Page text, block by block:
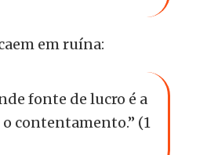
em ruína:
fonte de lucro é a
contentamento.” (1